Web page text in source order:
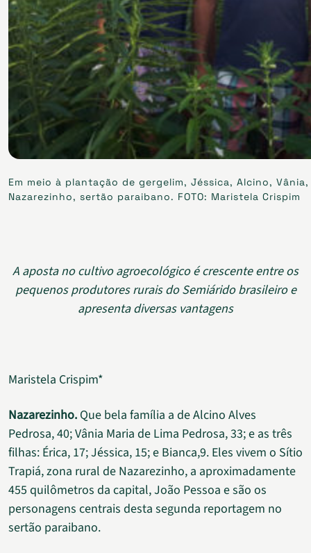
Em meio à plantação de gergelim, Jéssica, Alcino,
Nazarezinho, sertão paraibano. FOTO: Maristela Crispim
A aposta no cultivo agroecológico é crescente entre os
pequenos produtores rurais do Semiárido brasileiro e
apresenta diversas vantagens
Maristela Crispim*
Nazarezinho. Que bela família a de Alcino Alves
Pedrosa, 40; Vânia Maria de Lima Pedrosa, 33; e as três
filhas: Érica, 17; Jéssica, 15; e Bianca,9. Eles vivem o Sítio
Trapiá, zona rural de Nazarezinho, a aproximadamente
455 quilômetros da capital, João Pessoa e são os
personagens centrais desta segunda reportagem no
sertão paraibano.